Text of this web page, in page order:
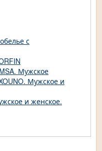
с
Мужское
Мужское и
и женское.